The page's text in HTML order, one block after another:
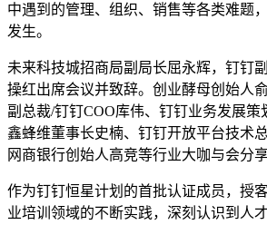
中遇到的管理、组织、销售等各类难题
发生。
未来科技城招商局副局长屈永辉，钉钉
操红出席会议并致辞。创业酵母创始人
副总裁/钉钉COO库伟、钉钉业务发展策
鑫蜂维董事长史楠、钉钉开放平台技术
网商银行创始人高竞等行业大咖与会分享
作为钉钉恒星计划的首批认证成员，授
业培训领域的不断实践，深刻认识到人